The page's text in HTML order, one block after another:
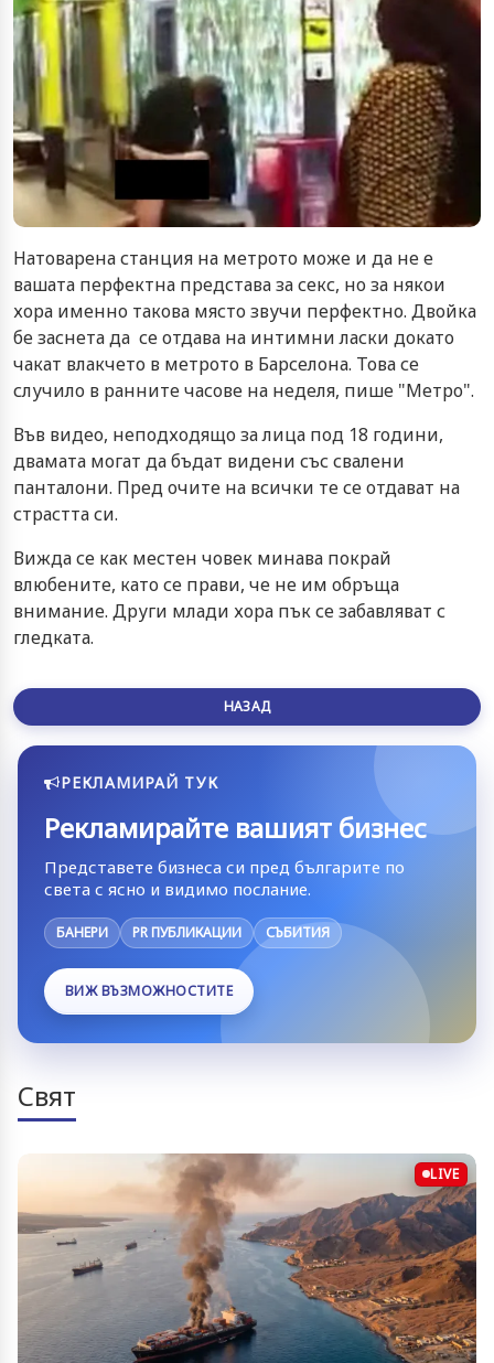
Натоварена станция на метрото може и да не е
вашата перфектна представа за секс, но за някои
хора именно такова място звучи перфектно. Двойка
бе заснета да се отдава на интимни ласки докато
чакат влакчето в метрото в Барселона. Това се
случило в ранните часове на неделя, пише "Метро".
Във видео, неподходящо за лица под 18 години,
двамата могат да бъдат видени със свалени
панталони. Пред очите на всички те се отдават на
страстта си.
Вижда се как местен човек минава покрай
влюбените, като се прави, че не им обръща
внимание. Други млади хора пък се забавляват с
гледката.
НАЗАД
РЕКЛАМИРАЙ ТУК
Рекламирайте вашият бизнес
Представете бизнеса си пред българите по
света с ясно и видимо послание.
БАНЕРИ PR ПУБЛИКАЦИИ СЪБИТИЯ
ВИЖ ВЪЗМОЖНОСТИТЕ
Свят
LIVE